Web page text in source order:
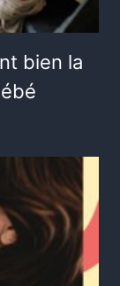
bien la